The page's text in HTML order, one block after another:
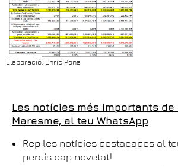
Elaboració: Enric Pons
Les notícies més importants de
Maresme, al teu WhatsApp
Rep les notícies destacades al
perdis cap novetat!